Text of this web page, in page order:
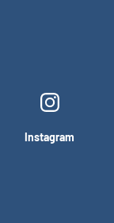
Instagram